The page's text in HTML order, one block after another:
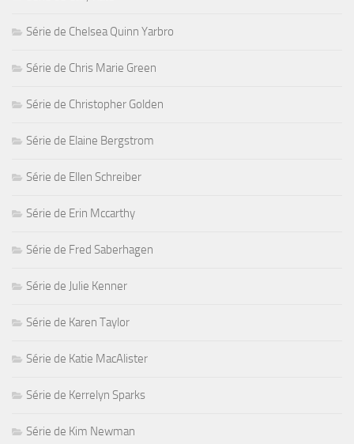
Série de Chelsea Quinn Yarbro
Série de Chris Marie Green
Série de Christopher Golden
Série de Elaine Bergstrom
Série de Ellen Schreiber
Série de Erin Mccarthy
Série de Fred Saberhagen
Série de Julie Kenner
Série de Karen Taylor
Série de Katie MacAlister
Série de Kerrelyn Sparks
Série de Kim Newman